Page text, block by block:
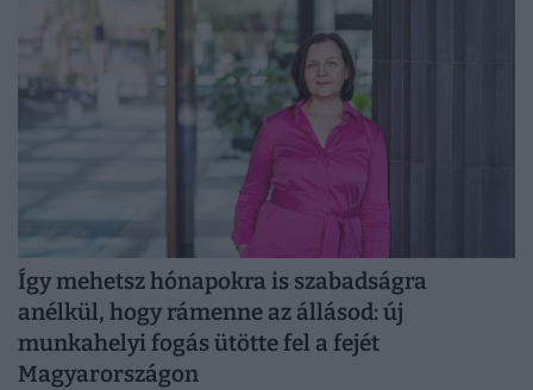
Így mehetsz hónapokra is szabadságra
anélkül, hogy rámenne az állásod: új
munkahelyi fogás ütötte fel a fejét
Magyarországon